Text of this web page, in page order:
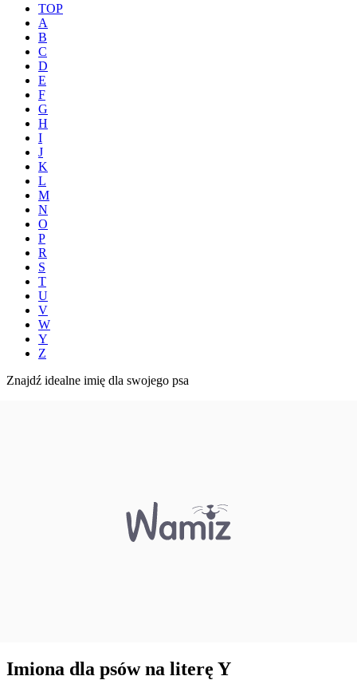
TOP
A
B
C
D
E
F
G
H
I
J
K
L
M
N
O
P
R
S
T
U
V
W
Y
Z
Znajdź idealne imię dla swojego psa
Imiona dla psów na literę Y